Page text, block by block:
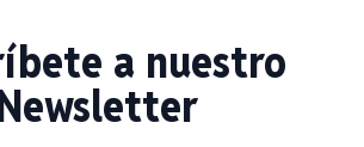
a nuestro